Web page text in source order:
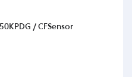
/ CFSensor